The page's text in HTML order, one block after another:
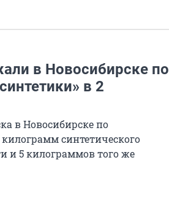
в Новосибирске по
в 2
в Новосибирске по
синтетического
и 5 килограммов того же